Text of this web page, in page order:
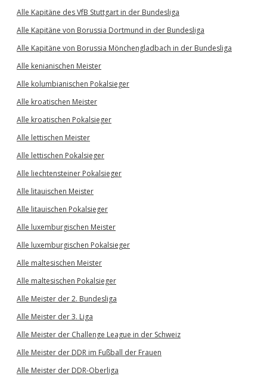
Alle Kapitäne des VfB Stuttgart in der Bundesliga
Alle Kapitäne von Borussia Dortmund in der Bundesliga
Alle Kapitäne von Borussia Mönchengladbach in der Bundesliga
Alle kenianischen Meister
Alle kolumbianischen Pokalsieger
Alle kroatischen Meister
Alle kroatischen Pokalsieger
Alle lettischen Meister
Alle lettischen Pokalsieger
Alle liechtensteiner Pokalsieger
Alle litauischen Meister
Alle litauischen Pokalsieger
Alle luxemburgischen Meister
Alle luxemburgischen Pokalsieger
Alle maltesischen Meister
Alle maltesischen Pokalsieger
Alle Meister der 2. Bundesliga
Alle Meister der 3. Liga
Alle Meister der Challenge League in der Schweiz
Alle Meister der DDR im Fußball der Frauen
Alle Meister der DDR-Oberliga